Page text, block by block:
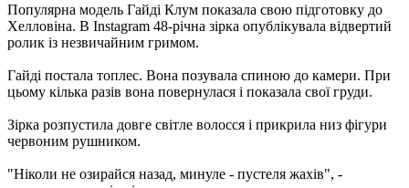
Популярна модель Гайді Клум показала свою підготовку до
Хелловіна. В Instagram 48-річна зірка опублікувала відвертий
ролик із незвичайним гримом.
Гайді постала топлес. Вона позувала спиною до камери. При
цьому кілька разів вона повернулася і показала свої груди.
Зірка розпустила довге світле волосся і прикрила низ фігури
червоним рушником.
"Ніколи не озирайся назад, минуле - пустеля жахів", -